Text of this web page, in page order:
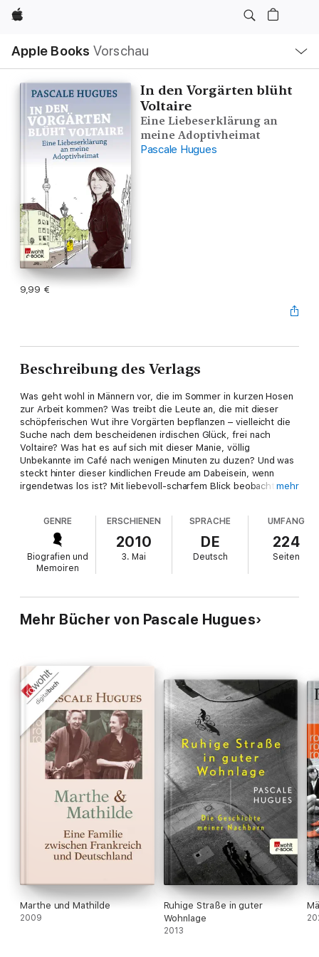
Apple
Apple Books Vorschau
Navigation
Menü
öffnen
In den Vorgärten blüht
Voltaire
Eine Liebeserklärung an
meine Adoptivheimat
Pascale Hugues
9,99 €
Beschreibung des Verlags
Was geht wohl in Männern vor, die im Sommer in kurzen Hosen
zur Arbeit kommen? Was treibt die Leute an, die mit dieser
schöpferischen Wut ihre Vorgärten bepflanzen – vielleicht die
Suche nach dem bescheidenen irdischen Glück, frei nach
Voltaire? Was hat es auf sich mit dieser Manie, völlig
Unbekannte im Café nach wenigen Minuten zu duzen? Und was
steckt hinter dieser kindlichen Freude am Dabeisein, wenn
irgendetwas los ist? Mit liebevoll-scharfem Blick beobachtetmehr
GENRE
Biografien und
Memoiren
ERSCHIENEN
2010
3. Mai
SPRACHE
DE
Deutsch
UMFANG
224
Seiten
Mehr Bücher von Pascale Hugues
Marthe und Mathilde
2009
Ruhige Straße in guter
Wohnlage
2013